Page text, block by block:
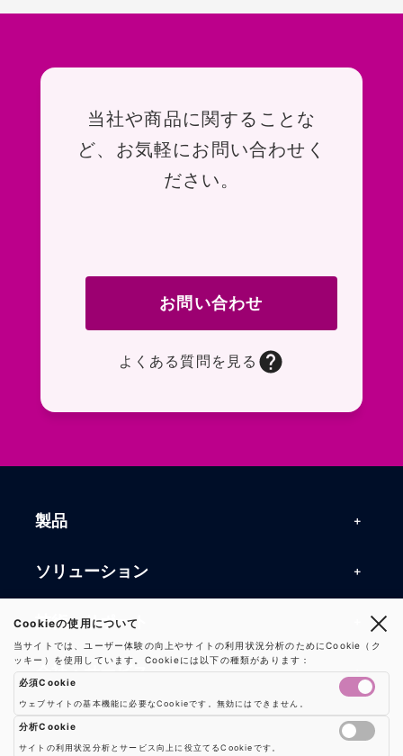
お問い合わせ
当社や商品に関することな
ど、お気軽にお問い合わせく
ださい。
お問い合わせ
よくある質問を見る
製品
製品一覧
RFIDリーダー
RFIDチップ・モジュール
RFIDアンテナ
RFIDプリンター
RFIDタグ
ソリューション
RFIDソリューション
RFIDとセンサー
マシンビジョン
防爆製品
RFIDシールド
技術・サポート
技術記事一覧
活用事例
よくある質問
会社・サービス
会社概要
お知らせ
事業内容
Cookieの使用について
当サイトでは、ユーザー体験の向上やサイトの利用状況分析のためにCookie（ク
ッキー）を使用しています。Cookieには以下の種類があります：
必須Cookie
ウェブサイトの基本機能に必要なCookieです。無効にはできません。
分析Cookie
サイトの利用状況分析とサービス向上に役立てるCookieです。